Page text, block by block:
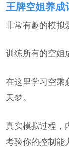
王牌空姐养成
非常有趣的模拟
训练所有的空姐
在这里学习空乘
天梦。
真实模拟过程，
考验你的控制能